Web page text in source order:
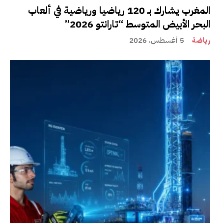
المغرب يشارك بـ 120 رياضيا ورياضية في ألعاب
البحر الأبيض المتوسط “تارانتو 2026”
رياضة 5 أغسطس، 2026